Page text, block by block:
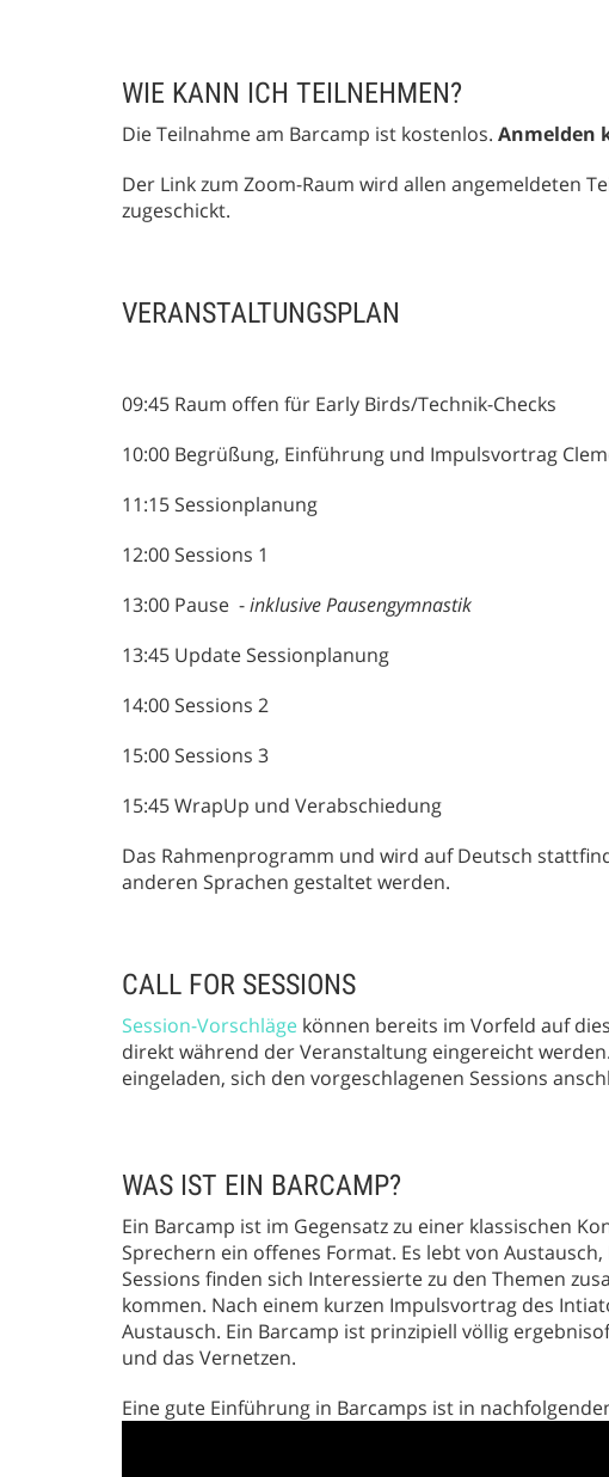
WIE KANN ICH TEILNEHMEN?
Die Teilnahme am Barcamp ist kostenlos. Anmelden
Der Link zum Zoom-Raum wird allen angemeldeten
zugeschickt.
VERANSTALTUNGSPLAN
09:45 Raum offen für Early Birds/Technik-Checks
10:00 Begrüßung, Einführung und Impulsvortrag
11:15 Sessionplanung
12:00 Sessions 1
13:00 Pause -inklusive Pausengymnastik
13:45 Update Sessionplanung
14:00 Sessions 2
15:00 Sessions 3
15:45 WrapUp und Verabschiedung
Das Rahmenprogramm und wird auf Deutsch
anderen Sprachen gestaltet werden.
CALL FOR SESSIONS
Session-Vorschläge können bereits im Vorfeld auf
direkt während der Veranstaltung eingereicht
eingeladen, sich den vorgeschlagenen Sessions
WAS IST EIN BARCAMP?
Ein Barcamp ist im Gegensatz zu einer klassischen
Sprechern ein offenes Format. Es lebt von
Sessions finden sich Interessierte zu den Themen
kommen. Nach einem kurzen Impulsvortrag des
Austausch. Ein Barcamp ist prinzipiell völlig
und das Vernetzen.
Eine gute Einführung in Barcamps ist in